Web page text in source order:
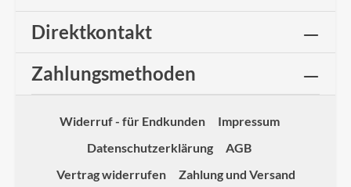
Direktkontakt
Zahlungsmethoden
Widerruf - für Endkunden
Impressum
Datenschutzerklärung
AGB
Vertrag widerrufen
Zahlung und Versand